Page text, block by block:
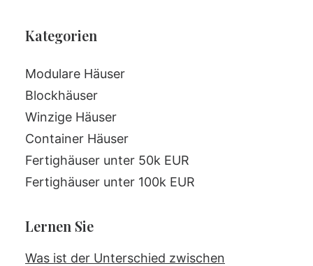
Kategorien
Modulare Häuser
Blockhäuser
Winzige Häuser
Container Häuser
Fertighäuser unter 50k EUR
Fertighäuser unter 100k EUR
Lernen Sie
Was ist der Unterschied zwischen